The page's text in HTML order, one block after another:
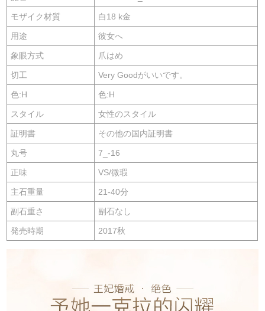
モザイク材質 白18 k金
用途 彼女へ
象眼方式 爪はめ
切工 Very Goodがいいです。
色:H 色:H
スタイル 女性のスタイル
証明書 その他の国内証明書
丸号 7_-16
正味 VS/微瑕
主石重量 21-40分
副石重さ 副石なし
発売時期 2017秋